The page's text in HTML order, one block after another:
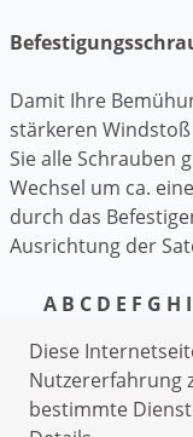
Damit Ihre
stärkeren
Sie alle Schrauben
Wechsel um ca.
durch das
Ausrichtung der
A B C D E F G H I
Diese
Nutzererfahrung
bestimmte